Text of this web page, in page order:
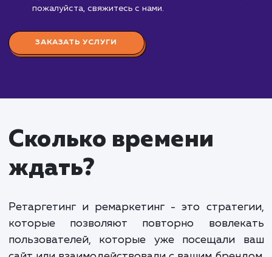
ретаргетинга и
контекстной рекламе
от 15 000 руб.
Ретаргетинг и ремаркетинг в контекстной
- это мощные инструменты для возвращения
Ретаргетинг позволяет показывать рекламу
пользователям, которые уже посещали ваш сайт,
не совершили нужное действие. Ремаркетинг
акцентирует внимание на тех, кто уже